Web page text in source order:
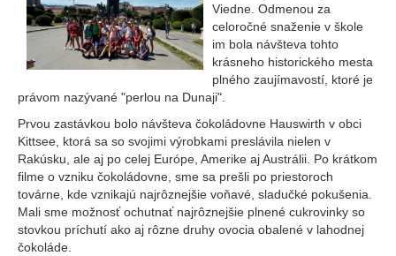
Viedne. Odmenou za
celoročné snaženie v škole
im bola návšteva tohto
krásneho historického mesta
plného zaujímavostí, ktoré je
právom nazývané "perlou na Dunaji".
Prvou zastávkou bolo návšteva čokoládovne Hauswirth v obci
Kittsee, ktorá sa so svojimi výrobkami preslávila nielen v
Rakúsku, ale aj po celej Európe, Amerike aj Austrálii. Po krátkom
filme o vzniku čokoládovne, sme sa prešli po priestoroch
továrne, kde vznikajú najrôznejšie voňavé, sladučké pokušenia.
Mali sme možnosť ochutnať najrôznejšie plnené cukrovinky so
stovkou príchutí ako aj rôzne druhy ovocia obalené v lahodnej
čokoláde.